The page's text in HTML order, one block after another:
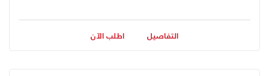
التفاصيل اطلب الآن